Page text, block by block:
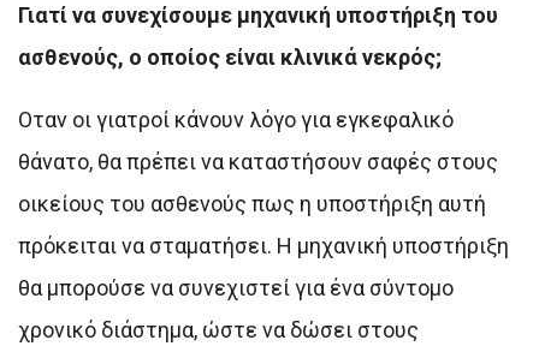
Γιατί να συνεχίσουμε μηχανική υποστήριξη του
ασθενούς, ο οποίος είναι κλινικά νεκρός;
Οταν οι γιατροί κάνουν λόγο για εγκεφαλικό
θάνατο, θα πρέπει να καταστήσουν σαφές στους
οικείους του ασθενούς πως η υποστήριξη αυτή
πρόκειται να σταματήσει. Η μηχανική υποστήριξη
θα μπορούσε να συνεχιστεί για ένα σύντομο
χρονικό διάστημα, ώστε να δώσει στους